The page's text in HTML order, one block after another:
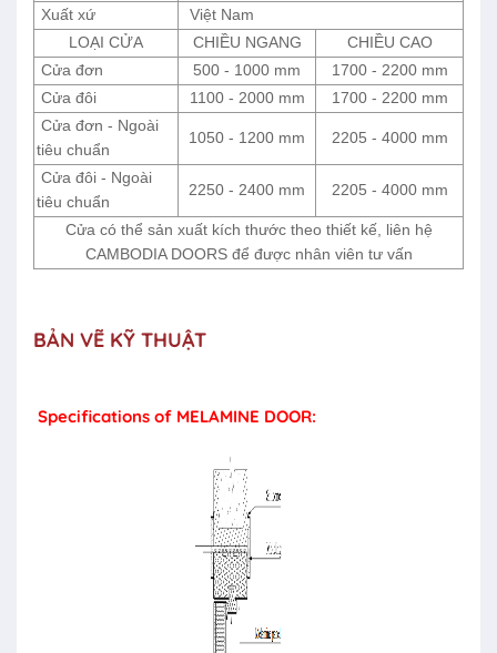
Xuất xứ
Việt Nam
LOẠI CỬA
CHIỀU NGANG
CHIỀU CAO
Cửa đơn
500 - 1000 mm
1700 - 2200 mm
Cửa đôi
1100 - 2000 mm
1700 - 2200 mm
Cửa đơn - Ngoài
tiêu chuẩn
1050 - 1200 mm 2205 - 4000 mm
Cửa đôi - Ngoài
tiêu chuẩn
2250 - 2400 mm 2205 - 4000 mm
Cửa có thể sản xuất kích thước theo thiết kế, liên hệ
CAMBODIA DOORS để được nhân viên tư vấn
BẢN VẼ KỸ THUẬT
Specifications of MELAMINE DOOR: